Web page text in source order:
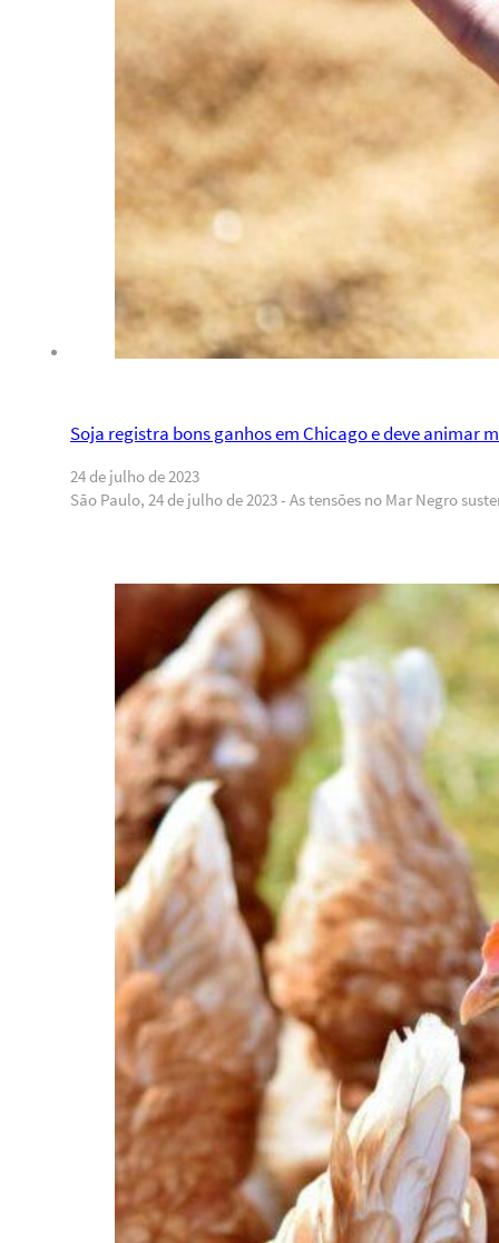
Soja registra bons ganhos em Chicago e deve animar
24 de julho de 2023
São Paulo, 24 de julho de 2023 - As tensões no Mar Negro